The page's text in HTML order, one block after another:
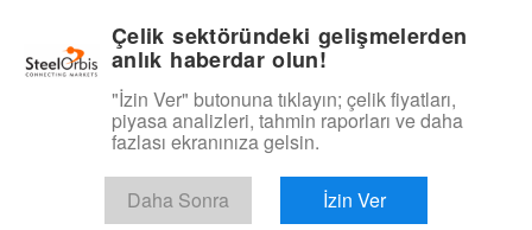
Ücretsiz Deneyin
Çelik sektöründeki gelişmelerden
anlık haberdar olun!
"İzin Ver" butonuna tıklayın; çelik fiyatları,
piyasa analizleri, tahmin raporları ve daha
fazlası ekranınıza gelsin.
Daha Sonra İzin Ver